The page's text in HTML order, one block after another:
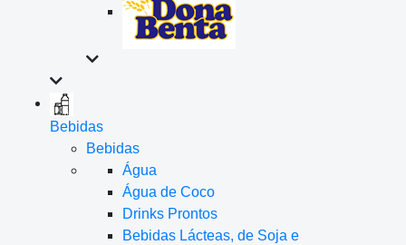
Bebidas
Bebidas
Água
Água de Coco
Drinks Prontos
Bebidas Lácteas, de Soja e